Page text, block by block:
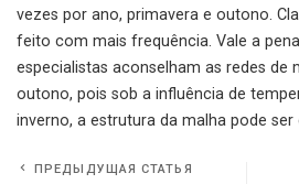
vezes por ano, primavera e outono.
feito com mais frequência. Vale a
especialistas aconselham as redes de
outono, pois sob a influência de
inverno, a estrutura da malha pode
ПРЕДЫДУЩАЯ СТАТЬЯ